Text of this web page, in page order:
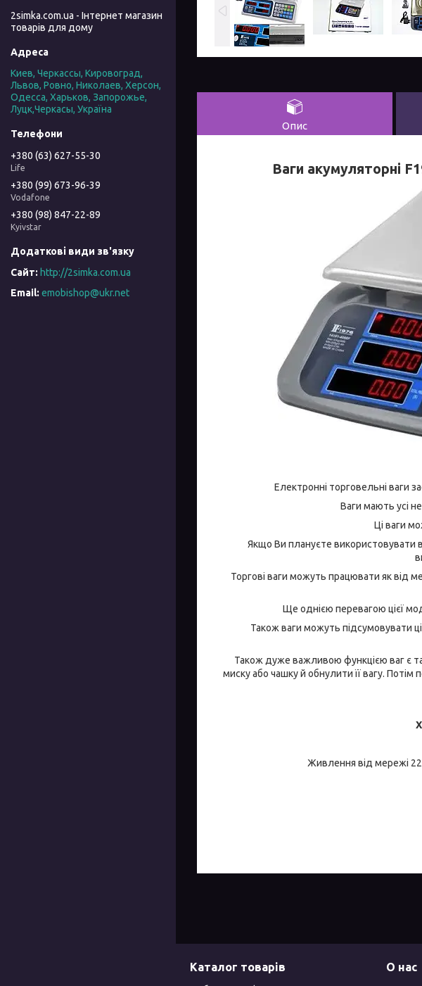
Опис
Ваги акумуляторні
Електронні торговельні ваги
Ваги мають усі
Ці ваги
Якщо Ви плануєте використовувати
Торгові ваги можуть працювати як від
Ще однією перевагою цієї
Також ваги можуть підсумовувати
Також дуже важливою функцією ваг є
миску або чашку й обнулити її вагу. Потім
Живлення від мережі
2simka.com.ua - Інтернет магазин
товарів для дому
Киев, Черкассы, Кировоград,
Львов, Ровно, Николаев, Херсон,
Одесса, Харьков, Запорожье,
Луцк,Черкасы, Україна
+380 (63) 627-55-30
Life
+380 (99) 673-96-39
Vodafone
+380 (98) 847-22-89
Kyivstar
http://2simka.com.ua
emobishop@ukr.net
Каталог товарів О нас